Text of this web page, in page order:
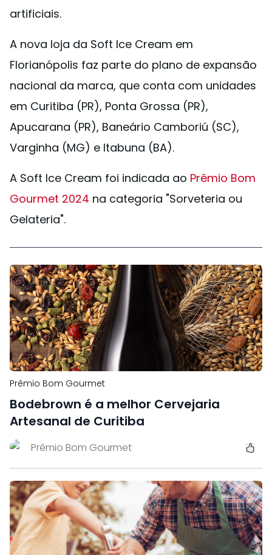
artificiais.
A nova loja da Soft Ice Cream em
Florianópolis faz parte do plano de expansão
nacional da marca, que conta com unidades
em Curitiba (PR), Ponta Grossa (PR),
Apucarana (PR), Baneário Camboriú (SC),
Varginha (MG) e Itabuna (BA).
A Soft Ice Cream foi indicada ao Prêmio Bom
Gourmet 2024 na categoria "Sorveteria ou
Gelateria".
Prêmio Bom Gourmet
Bodebrown é a melhor Cervejaria
Artesanal de Curitiba
Prêmio Bom Gourmet